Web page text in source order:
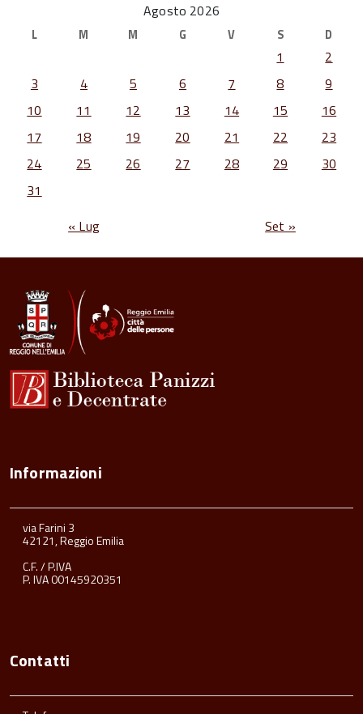
Agosto 2026
L M M G V S D
1
2
3
4 5 6 7 8
9
10
11 12 13 14 15
16
17
18 19 20 21 22
23
24
25 26 27 28 29
30
31
« Lug
Set »
Informazioni
via Farini 3
42121, Reggio Emilia
C.F. / P.IVA
P. IVA 00145920351
Contatti